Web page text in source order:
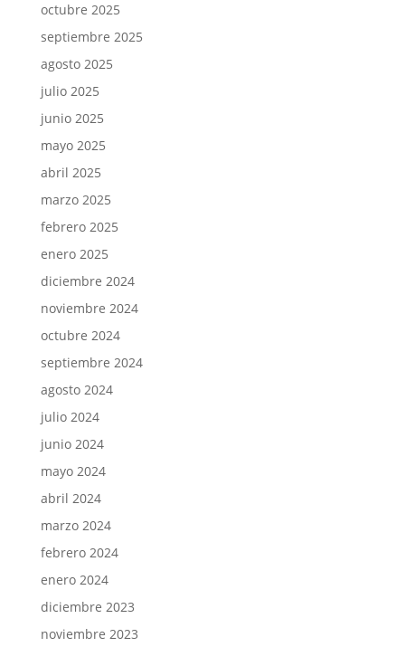
octubre 2025
septiembre 2025
agosto 2025
julio 2025
junio 2025
mayo 2025
abril 2025
marzo 2025
febrero 2025
enero 2025
diciembre 2024
noviembre 2024
octubre 2024
septiembre 2024
agosto 2024
julio 2024
junio 2024
mayo 2024
abril 2024
marzo 2024
febrero 2024
enero 2024
diciembre 2023
noviembre 2023